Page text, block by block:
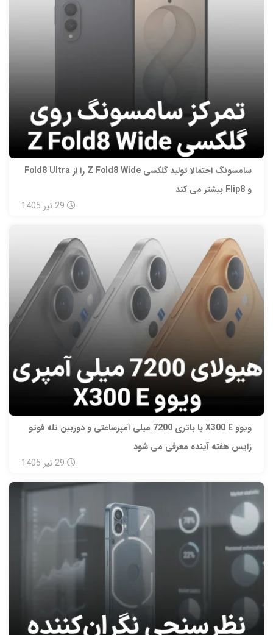
سامسونگ احتمالا تولید گلکسی Z Fold8 Wide را از Fold8 Ultra
و Flip8 بیشتر می‌ کند
29 تیر 1405
ویوو X300 E با باتری 7200 میلی‌ آمپرساعتی و دوربین تله‌ فوتو
زایس هفته آینده معرفی می‌ شود
29 تیر 1405